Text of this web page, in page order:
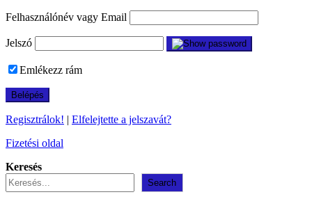
Felhasználónév vagy Email
Jelszó
Emlékezz rám
Regisztrálok! | Elfelejtette a jelszavát?
Fizetési oldal
Keresés
Search